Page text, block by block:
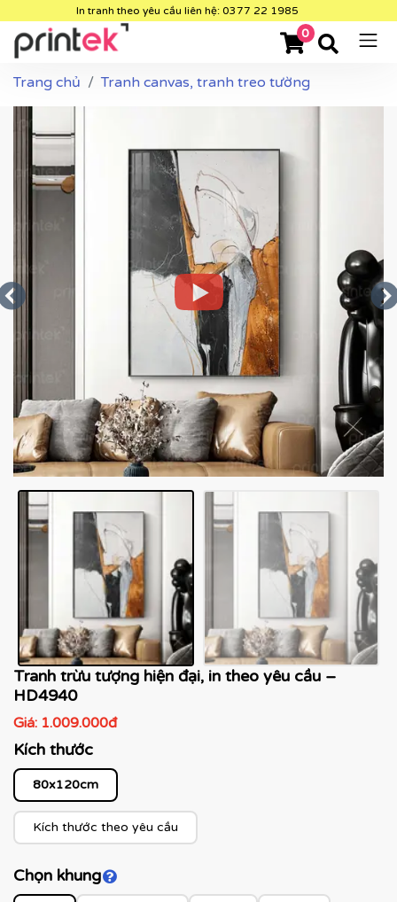
In tranh theo yêu cầu liên hệ: 0377 22 1985
0
Trang chủ Tranh canvas, tranh treo tường
Tranh trừu tượng hiện đại, in theo yêu cầu –
HD4940
Giá: 1.009.000đ
Kích thước
80x120cm
Kích thước theo yêu cầu
Chọn khungClick để xem màu khung